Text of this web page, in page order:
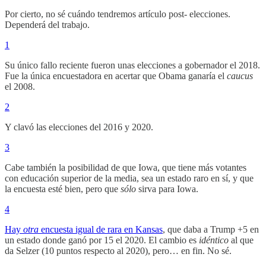
Por cierto, no sé cuándo tendremos artículo post- elecciones.
Dependerá del trabajo.
1
Su único fallo reciente fueron unas elecciones a gobernador el 2018.
Fue la única encuestadora en acertar que Obama ganaría el caucus
el 2008.
2
Y clavó las elecciones del 2016 y 2020.
3
Cabe también la posibilidad de que Iowa, que tiene más votantes
con educación superior de la media, sea un estado raro en sí, y que
la encuesta esté bien, pero que sólo sirva para Iowa.
4
Hay otra encuesta igual de rara en Kansas, que daba a Trump +5 en
un estado donde ganó por 15 el 2020. El cambio es idéntico al que
da Selzer (10 puntos respecto al 2020), pero… en fin. No sé.